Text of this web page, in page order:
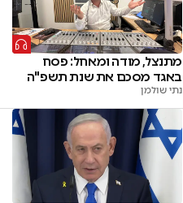
מתנצל, מודה ומאחל: פסח
באגד מסכם את שנת תשפ"ה
נתי שולמן